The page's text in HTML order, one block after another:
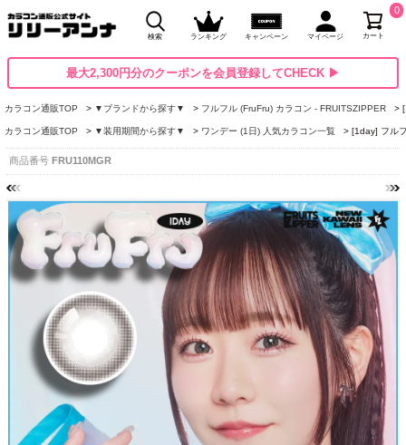
検索 ランキング キャンペーン マイページ カート
0
最大2,300円分のクーポンを会員登録してCHECK ▶
カラコン通販TOP ▼ブランドから探す▼ フルフル (FruFru) カラコン - FRUITSZIPPER
カラコン通販TOP ▼装用期間から探す▼ ワンデー (1日) 人気カラコン一覧 [1day] フル
商品番号 FRU110MGR